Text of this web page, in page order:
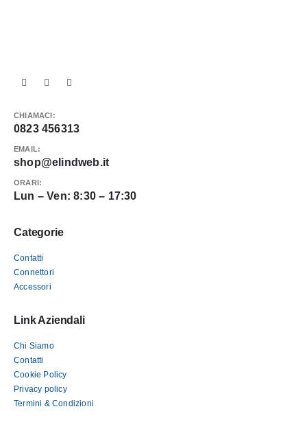
CHIAMACI:
0823 456313
EMAIL:
shop@elindweb.it
ORARI:
Lun – Ven: 8:30 – 17:30
Categorie
Contatti
Connettori
Accessori
Link Aziendali
Chi Siamo
Contatti
Cookie Policy
Privacy policy
Termini & Condizioni